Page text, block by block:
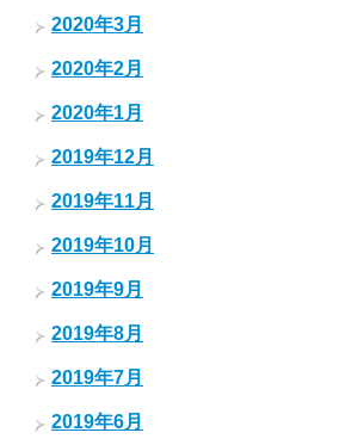
2020年3月
2020年2月
2020年1月
2019年12月
2019年11月
2019年10月
2019年9月
2019年8月
2019年7月
2019年6月